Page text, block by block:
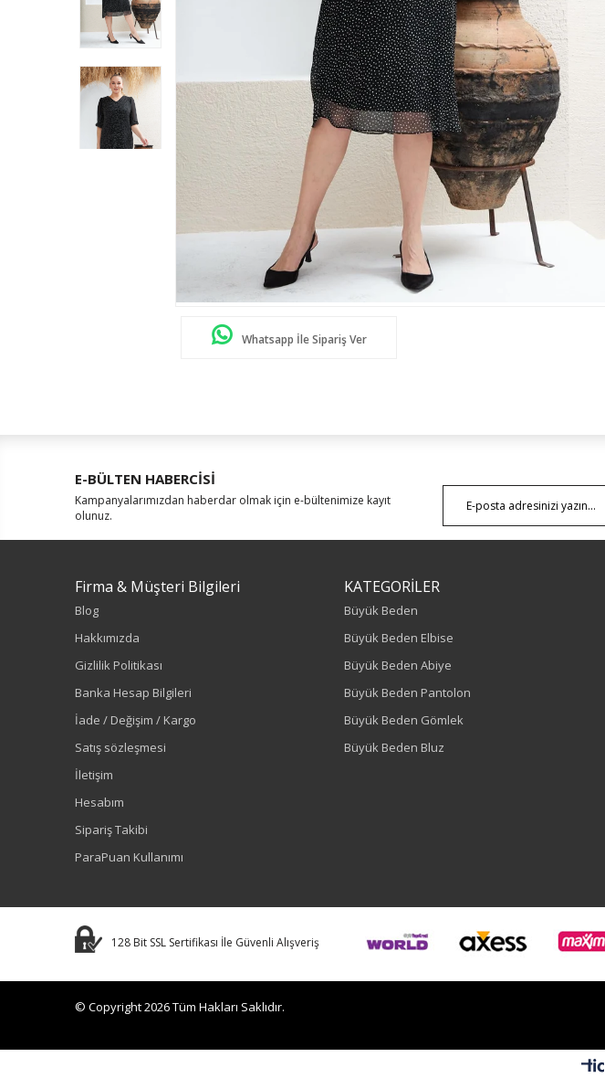
Whatsapp İle Sipariş Ver
E-BÜLTEN HABERCİSİ
Kampanyalarımızdan haberdar olmak için e-bültenimize kayıt
olunuz.
Firma & Müşteri Bilgileri
Blog
Hakkımızda
Gizlilik Politikası
Banka Hesap Bilgileri
İade / Değişim / Kargo
Satış sözleşmesi
İletişim
Hesabım
Sipariş Takibi
ParaPuan Kullanımı
KATEGORİLER
Büyük Beden
Büyük Beden Elbise
Büyük Beden Abiye
Büyük Beden Pantolon
Büyük Beden Gömlek
Büyük Beden Bluz
128 Bit SSL Sertifikası İle Güvenli Alışveriş
© Copyright 2026 Tüm Hakları Saklıdır.